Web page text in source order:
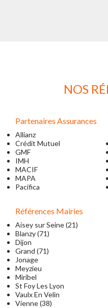
NOS
Partenaires Assurances
Allianz
Crédit Mutuel
GMF
IMH
MACIF
MAPA
Pacifica
Références Mairies
Aisey sur Seine (21)
Blanzy (71)
Dijon
Grand (71)
Jonage
Meyzieu
Miribel
St Foy Les Lyon
Vaulx En Velin
Vienne (38)